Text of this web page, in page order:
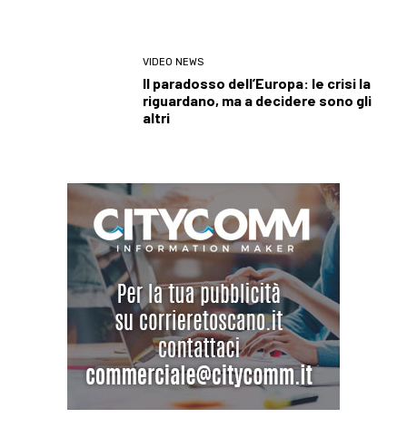
VIDEO NEWS
Il paradosso dell’Europa: le crisi la
riguardano, ma a decidere sono gli
altri